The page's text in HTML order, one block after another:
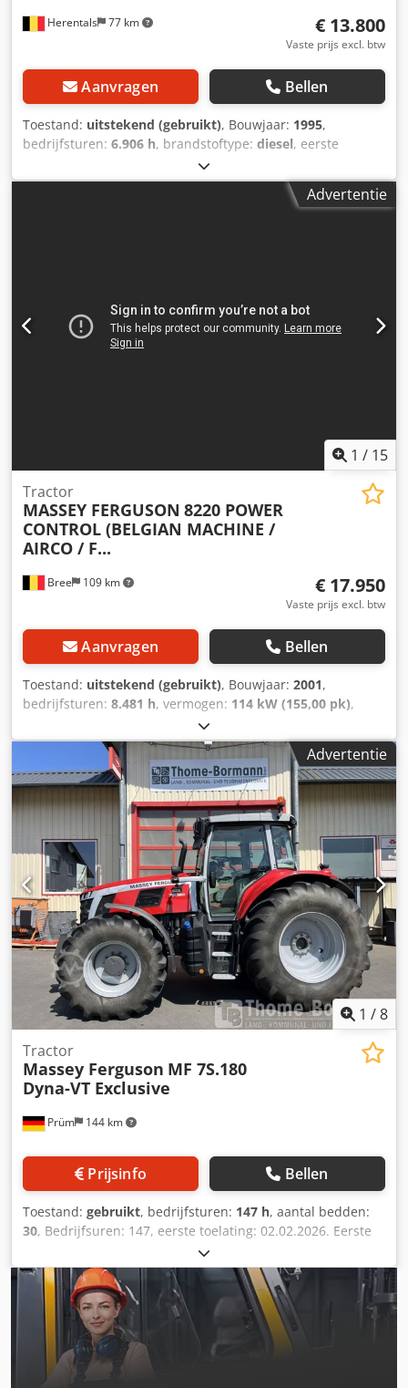
Herentals 77 km € 13.800
Vaste prijs excl. btw
Aanvragen Bellen
Toestand: uitstekend (gebruikt), Bouwjaar: 1995,
bedrijfsturen: 6.906 h, brandstoftype: diesel, eerste
rood
airconditioning, UITSTEKENDE STAAT FRANS
REGISTRATIEBEWIJS = Meer informatie = Modeljaar: 1995
Advertentie
1 / 15
Bree 109 km
Tractor
MASSEY FERGUSON 8220 POWER
CONTROL (BELGIAN MACHINE /
AIRCO / F...
€ 17.950
Vaste prijs excl. btw
Aanvragen Bellen
Toestand: uitstekend (gebruikt), Bouwjaar: 2001,
bedrijfsturen: 8.481 h, vermogen: 114 kW (155,00 pk),
, brandstoftype:
registratie:05/2001, kleur:overig, Uitrusting:
airconditioning, = Aanvullende opties en accessoires = - 1
Brandstoftank - ABS - Armsteun - Dikke assen - Hydrauliek
- Naafreductie - PTO - Sper = Meer informatie = Algemene
informatie Cabine: dag Technische informatie Koppel: 663
Nm Aantal cilinders: 6 Motorinhoud: 5.998 cc Aandrijving
Aandrijving: Wiel Motor type: Perkins 1006-60TWG
Transmissie Transmissie: 32 versnellingen Asconfiguratie
Bandenprofiel: 70% Remmen: schijfremmen Vooras:
Differentieelslot; Meesturend Csdozph R Tjpfx Afnjrf
Achteras: Dubbellucht; Differentieelslot Gewichten Ledig
gewicht: 6.700 kg Laadvermogen: 3.800 kg GVW: 10.500 kg
Functioneel Snelwisselsysteem: Ja Staat Technische staat:
zeer goed Optische staat: zeer goed
Advertentie
1 /8
Prüm 144 km
Tractor
Massey Ferguson MF 7S.180
Dyna-VT Exclusive
Prijsinfo Bellen
Toestand: gebruikt, bedrijfsturen: 147 h, aantal bedden:
30, Bedrijfsuren: 147, eerste toelating: 02.02.2026. Eerste
toelating: 02.02.2026. Bedrijfsuren: ca. 150.
Standaarduitrusting/technische gegevens: Csdezpcu Hjpfx
Afnjrf MOTOR Maximaal vermogen 132/180 kW/pk (ISO
14396) Maximaal vermogen met vermogensbeheer 155/210
kW/pk Maximaal koppel 750 Nm, met vermogensbeheer
860 Nm Geregistreerd vermogen 148 kW (ISO 14396)
Maximaal vermogen op de aftakas 114/155 kW/pk (OECD) 6
cilinders, 6,6 liter AGCO Power - 66 AWF, CR, 4V